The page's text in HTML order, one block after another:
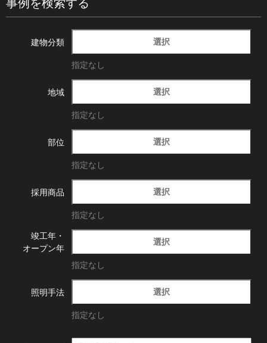
建物分類 選択
指定なし
地域 選択
指定なし
部位 選択
指定なし
採用商品 選択
指定なし
竣工年・
オープン年
選択
指定なし
照明手法 選択
指定なし